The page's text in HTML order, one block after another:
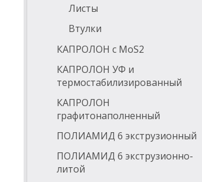
Листы
Втулки
КАПРОЛОН с MoS2
КАПРОЛОН УФ и
термостабилизированный
КАПРОЛОН
графитонаполненный
ПОЛИАМИД 6 экструзионный
ПОЛИАМИД 6 экструзионно-
литой